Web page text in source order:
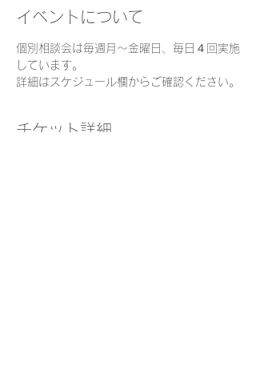
イベントについて
個別相談会は毎週月～金曜日、毎日４回実施
しています。
詳細はスケジュール欄からご確認ください。
チケット詳細